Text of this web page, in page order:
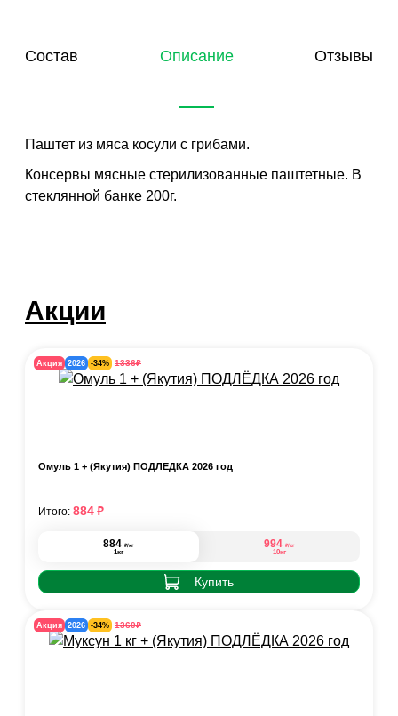
Состав Описание Отзывы
Паштет из мяса косули с грибами.
Консервы мясные стерилизованные паштетные. В
стеклянной банке 200г.
Акции
Акция 2026 -34% 1336₽
Омуль 1 + (Якутия) ПОДЛЁДКА 2026 год
884 ₽/кг
1кг
994 ₽/кг
10кг
Купить
Итого: 884₽
Акция 2026 -34% 1360₽